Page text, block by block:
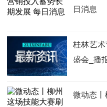
日消息
桂林艺术
盛会_播
微动态丨